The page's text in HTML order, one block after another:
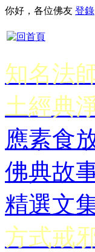
你好，各位佛友 登錄
知名法
土經典
應素食
佛典故
精選文
方式戒